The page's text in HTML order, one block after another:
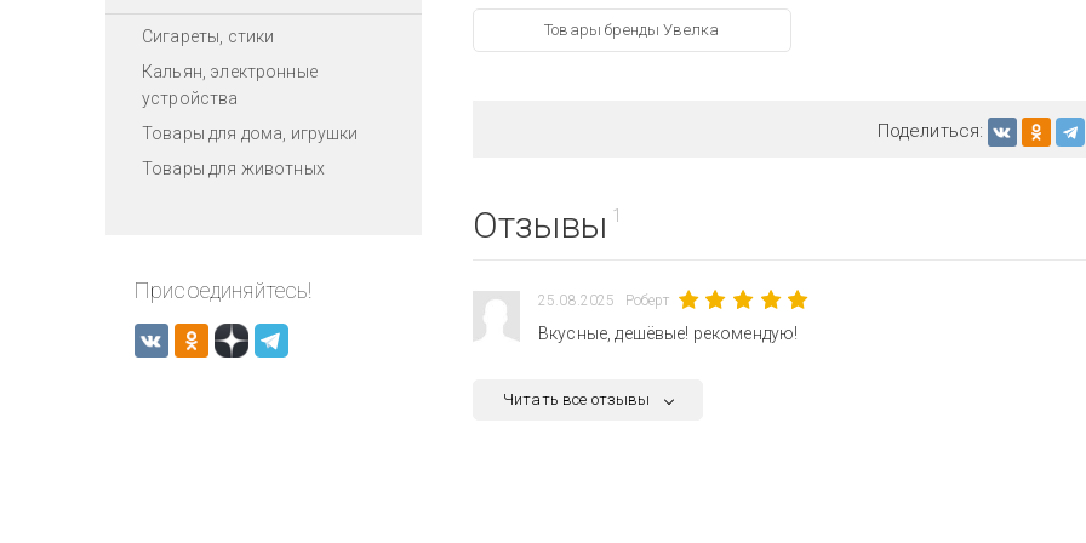
Сигареты, стики
Кальян, электронные
устройства
Товары для дома, игрушки
Товары для животных
Присоединяйтесь!
Товары бренды Увелка
Поделиться:
Отзывы 1
25.08.2025 Роберт
Вкусные, дешёвые! рекомендую!
Читать все отзывы